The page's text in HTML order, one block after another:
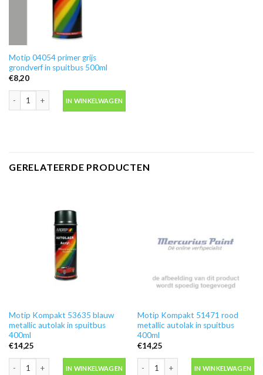
Motip 04054 primer grijs
grondverf in spuitbus 500ml
€8,20
Motip 04054 primer grijs grondverf in spuitbus 500ml aantal
IN WINKELWAGEN
GERELATEERDE PRODUCTEN
Motip Kompakt 53635 blauw
metallic autolak in spuitbus
400ml
€14,25
Motip Kompakt 53635 blauw metallic autolak in spuitbus 400ml aantal
IN WINKELWAGEN
Motip Kompakt 51471 rood
metallic autolak in spuitbus
400ml
€14,25
Motip Kompakt 51471 rood metallic
IN WINKELWAGEN